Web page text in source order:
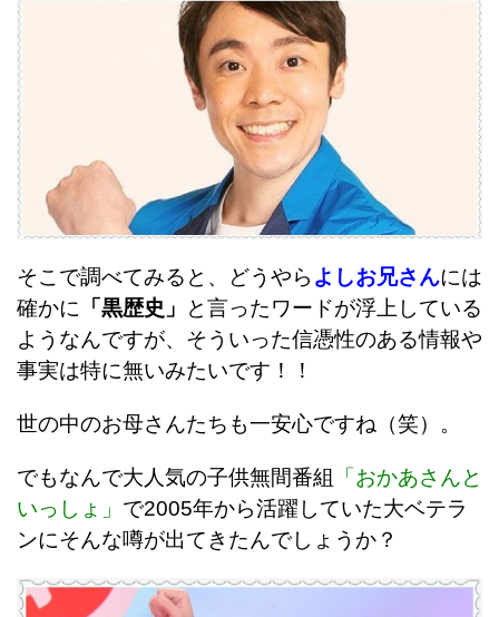
そこで調べてみると、どうやら よしお兄さんには
確かに 「黒歴史」
と言ったワードが浮上している
ようなんですが、そういった信憑性のある情報や
事実は特に無いみたいです！！
世の中のお母さんたちも一安心ですね（笑）。
でもなんで大人気の子供無間番組
「おかあさんと
いっしょ」 で2005年から活躍していた大ベテラ
ンにそんな噂が出てきたんでしょうか？